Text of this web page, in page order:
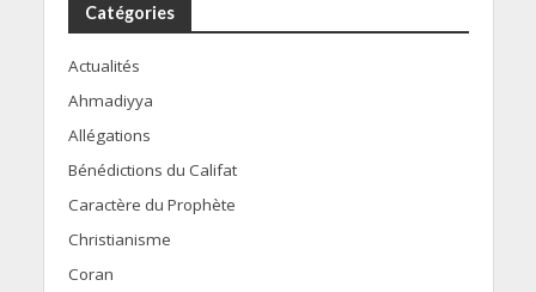
Catégories
Actualités
Ahmadiyya
Allégations
Bénédictions du Califat
Caractère du Prophète
Christianisme
Coran